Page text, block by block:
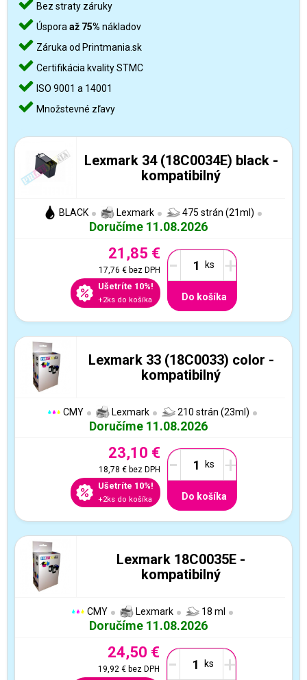
Bez straty záruky
Úspora až 75% nákladov
Záruka od Printmania.sk
Certifikácia kvality STMC
ISO 9001 a 14001
Množstevné zľavy
Lexmark 34 (18C0034E) black -
kompatibilný
BLACK Lexmark 475 strán (21ml)
Doručíme 11.08.2026
21,85 €
17,76 €bez DPH
Ušetríte 10%!
+2ks do košíka
- +
Do košíka
Lexmark 33 (18C0033) color -
kompatibilný
CMY Lexmark 210 strán (23ml)
Doručíme 11.08.2026
23,10 €
18,78 €bez DPH
Ušetríte 10%!
+2ks do košíka
- +
Do košíka
Lexmark 18C0035E -
kompatibilný
CMY Lexmark 18 ml
Doručíme 11.08.2026
24,50 €
19,92 €bez DPH - +